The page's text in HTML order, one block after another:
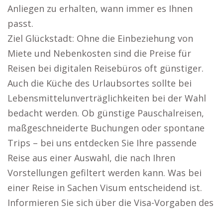
Anliegen zu erhalten, wann immer es Ihnen
passt.
Ziel Glückstadt: Ohne die Einbeziehung von
Miete und Nebenkosten sind die Preise für
Reisen bei digitalen Reisebüros oft günstiger.
Auch die Küche des Urlaubsortes sollte bei
Lebensmittelunverträglichkeiten bei der Wahl
bedacht werden. Ob günstige Pauschalreisen,
maßgeschneiderte Buchungen oder spontane
Trips – bei uns entdecken Sie Ihre passende
Reise aus einer Auswahl, die nach Ihren
Vorstellungen gefiltert werden kann. Was bei
einer Reise in Sachen Visum entscheidend ist.
Informieren Sie sich über die Visa-Vorgaben des